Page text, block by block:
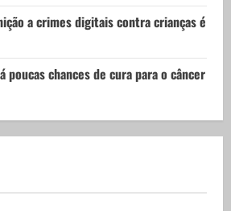
a crimes digitais contra crianças é
poucas chances de cura para o câncer